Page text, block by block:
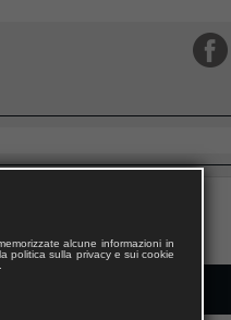
alcune informazioni in
politica sulla privacy e sui cookie